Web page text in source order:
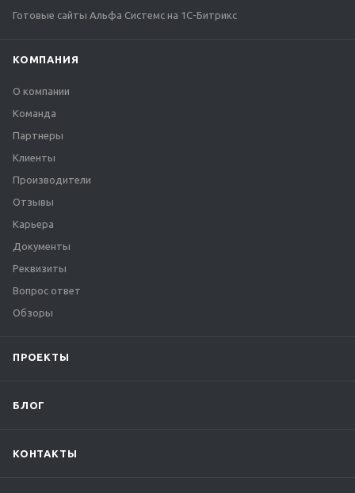
Готовые сайты Альфа Системс на 1С-Битрикс
КОМПАНИЯ
О компании
Команда
Партнеры
Клиенты
Производители
Отзывы
Карьера
Документы
Реквизиты
Вопрос ответ
Обзоры
ПРОЕКТЫ
БЛОГ
КОНТАКТЫ